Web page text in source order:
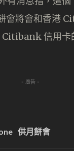
會將會和香港
Citibank 信用卡
- 廣告 -
供月餅會